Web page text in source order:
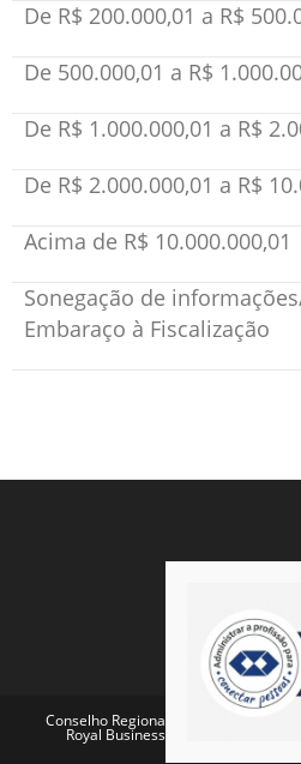
De R$ 200.000,01 a R$
De 500.000,01 a R$
De R$ 1.000.000,01 a R$
De R$ 2.000.000,01 a R$
Acima de R$ 10.000.000,01
Sonegação de
Embaraço à Fiscalização
Conselho Regional de Administração
Royal Business Center - Av. Pref.